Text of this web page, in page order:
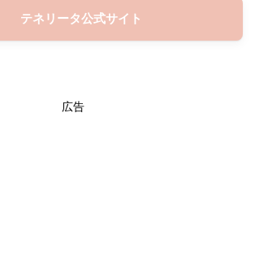
テネリータ公式サイト
広告